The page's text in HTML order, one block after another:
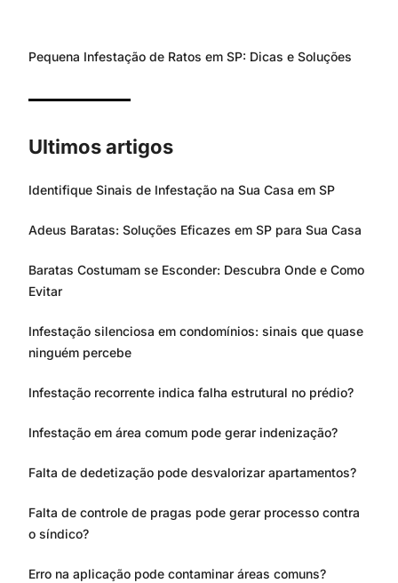
Pequena Infestação de Ratos em SP: Dicas e Soluções
Ultimos artigos
Identifique Sinais de Infestação na Sua Casa em SP
Adeus Baratas: Soluções Eficazes em SP para Sua Casa
Baratas Costumam se Esconder: Descubra Onde e Como
Evitar
Infestação silenciosa em condomínios: sinais que quase
ninguém percebe
Infestação recorrente indica falha estrutural no prédio?
Infestação em área comum pode gerar indenização?
Falta de dedetização pode desvalorizar apartamentos?
Falta de controle de pragas pode gerar processo contra
o síndico?
Erro na aplicação pode contaminar áreas comuns?